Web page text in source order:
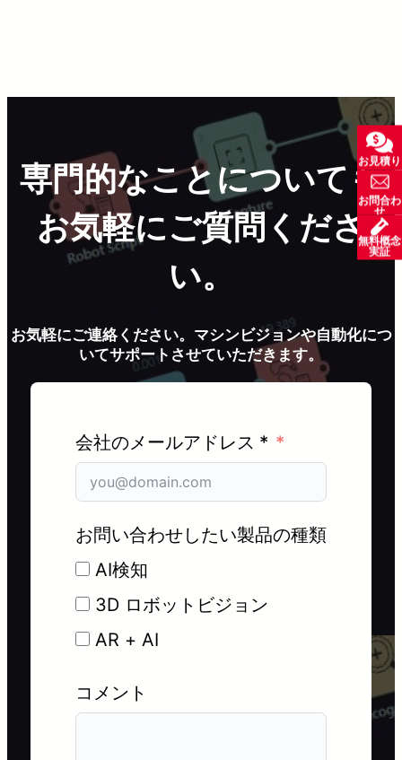
お見積り
お問合わ
せ
無料概念
実証
専門的なことについても
お気軽にご質問くださ
い。
お気軽にご連絡ください。マシンビジョンや自動化につ
いてサポートさせていただきます。
会社のメールアドレス *
お問い合わせしたい製品の種類
AI検知
3D ロボットビジョン
AR + AI
コメント